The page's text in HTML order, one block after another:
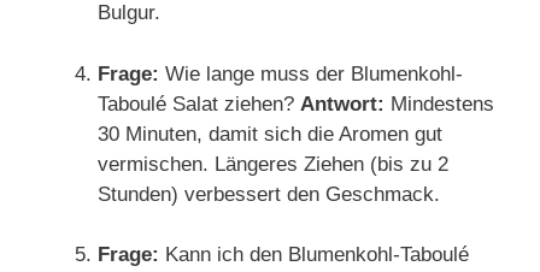
Bulgur.
Frage: Wie lange muss der Blumenkohl-
Taboulé Salat ziehen? Antwort: Mindestens
30 Minuten, damit sich die Aromen gut
vermischen. Längeres Ziehen (bis zu 2
Stunden) verbessert den Geschmack.
Frage: Kann ich den Blumenkohl-Taboulé